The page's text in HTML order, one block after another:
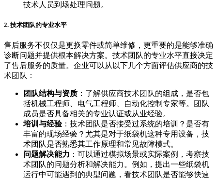
技术人员到场处理问题。
2. 技术团队的专业水平
售后服务不仅仅是更换零件或简单维修，更重要的是能够准确
诊断问题并提供根本解决方案。技术团队的专业水平直接决定
了售后服务的质量。企业可以从以下几个方面评估供应商的技
术团队：
团队结构与资质 ：了解供应商技术团队的组成，是否包
括机械工程师、电气工程师、自动化控制专家等。团队
成员是否具备相关的专业认证或从业经验。
培训与经验：技术团队是否接受过系统的培训？是否有
丰富的现场经验？尤其是对于纸袋机这种专用设备，技
术团队是否熟悉其工作原理和常见故障模式。
问题解决能力 ：可以通过模拟场景或实际案例，考察技
术团队的问题分析和解决能力。例如，提出一些纸袋机
运行中可能遇到的典型问题，看技术团队是否能够快速